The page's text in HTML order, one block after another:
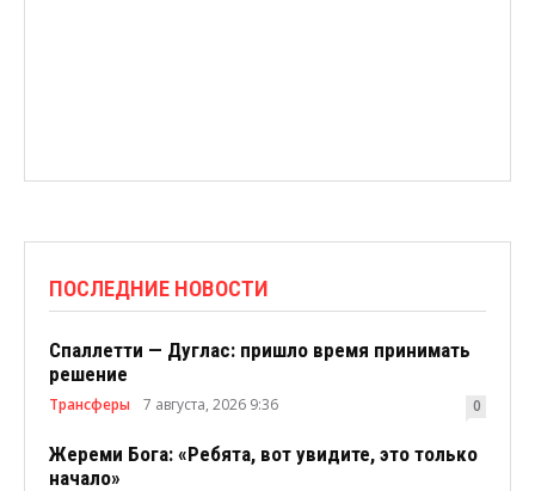
ПОСЛЕДНИЕ НОВОСТИ
Спаллетти — Дуглас: пришло время принимать
решение
Трансферы 7 августа, 2026 9:36 0
Жереми Бога: «Ребята, вот увидите, это только
начало»